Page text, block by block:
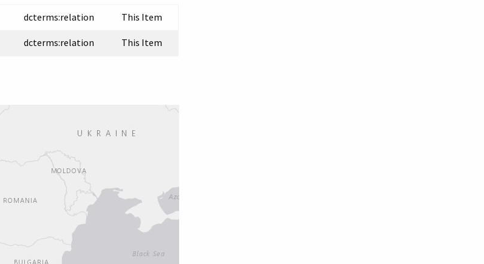
dcterms:relation This Item
dcterms:relation This Item